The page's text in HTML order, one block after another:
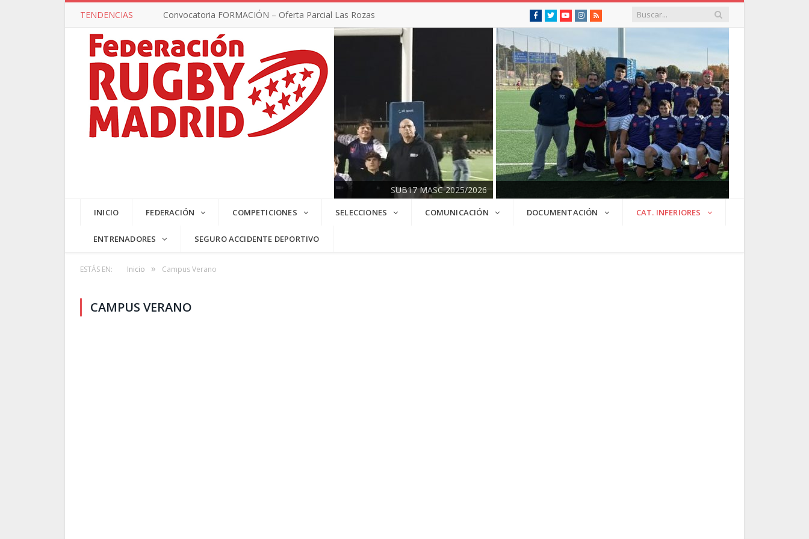
TENDENCIAS Convocatoria FORMACIÓN – Oferta Parcial Las Rozas Facebook
Twitter YoutubeInstagram
RSS
SUB17 MASC 2025/2026
INICIO FEDERACIÓN COMPETICIONES SELECCIONES COMUNICACIÓN DOCUMENTACIÓN CAT. INFERIORES
ENTRENADORES SEGURO ACCIDENTE DEPORTIVO
ESTÁS EN: Inicio » Campus Verano
CAMPUS VERANO